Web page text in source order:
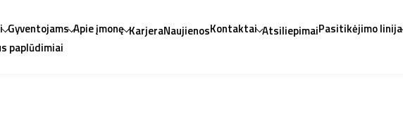
Gyventojams Apie įmonę KarjeraNaujienosKontaktai AtsiliepimaiPasitikėjimo linija
paplūdimiai